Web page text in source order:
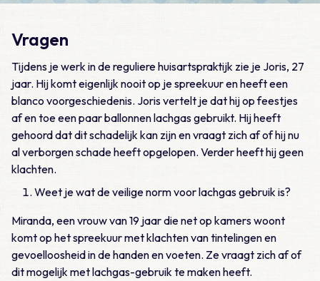
Vragen
Tijdens je werk in de reguliere huisartspraktijk zie je Joris, 27
jaar. Hij komt eigenlijk nooit op je spreekuur en heeft een
blanco voorgeschiedenis. Joris vertelt je dat hij op feestjes
af en toe een paar ballonnen lachgas gebruikt. Hij heeft
gehoord dat dit schadelijk kan zijn en vraagt zich af of hij nu
al verborgen schade heeft opgelopen. Verder heeft hij geen
klachten.
Weet je wat de veilige norm voor lachgas gebruik is?
Miranda, een vrouw van 19 jaar die net op kamers woont
komt op het spreekuur met klachten van tintelingen en
gevoelloosheid in de handen en voeten. Ze vraagt zich af of
dit mogelijk met lachgas-gebruik te maken heeft.